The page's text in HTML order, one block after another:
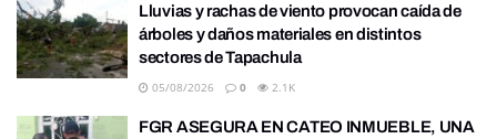
Lluvias y rachas de viento provocan caída de
árboles y daños materiales en distintos
sectores de Tapachula
05/08/2026 0 2.1K
FGR ASEGURA EN CATEO INMUEBLE, UNA